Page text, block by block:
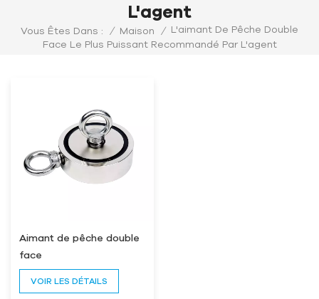
L'agent
Vous Êtes Dans : / Maison /
L'aimant De Pêche Double
Face Le Plus Puissant Recommandé Par L'agent
Aimant de pêche double
face
VOIR LES DÉTAILS